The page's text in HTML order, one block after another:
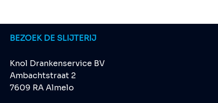
BEZOEK DE SLIJTERIJ
Knol Drankenservice BV
Ambachtstraat 2
7609 RA Almelo